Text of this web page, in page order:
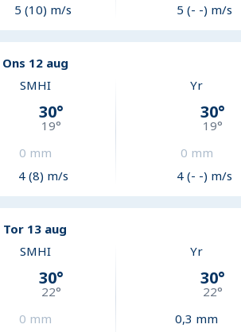
5 (10) m/s
5 (- -) m/s
Ons 12 aug
SMHI
30°
19°
0 mm
4 (8) m/s
Yr
30°
19°
0 mm
4 (- -) m/s
Tor 13 aug
SMHI
30°
22°
0 mm
Yr
30°
22°
0,3 mm